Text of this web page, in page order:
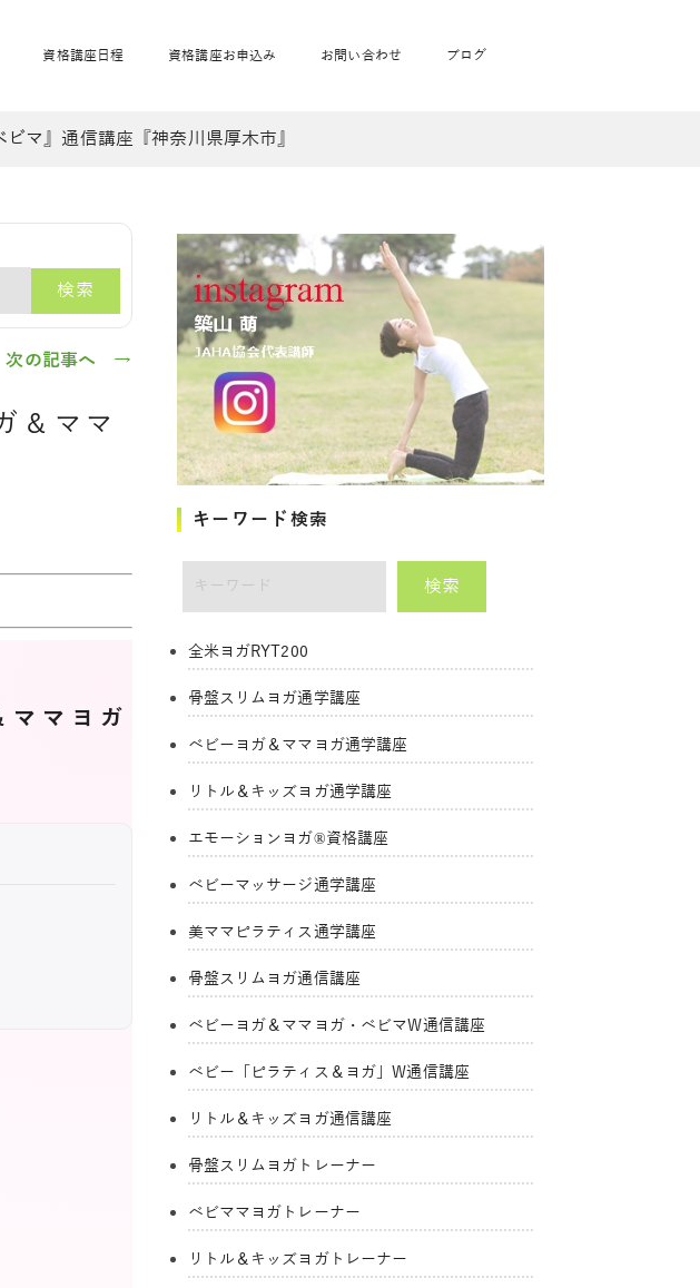
リトル＆キッズヨガ通学
エモーションヨガ®通学
ベビーマッサージ通学
美ママピラティス通学
」W通信 リトル＆キッズヨガ通信
ベビママヨガ
ベビーチャクラマッサージ
JAHAnavi Lesson
資格講座日程
オンライン講座
資格講座お申込み お問い合わせ ブログ
マ』通信講座『神奈川県厚木市』
検索
次の記事へ →
＆ママ
ママヨガ
キーワード検索
検索
全米ヨガRYT200
骨盤スリムヨガ通学講座
ベビーヨガ＆ママヨガ通学講座
リトル＆キッズヨガ通学講座
エモーションヨガ®資格講座
ベビーマッサージ通学講座
美ママピラティス通学講座
骨盤スリムヨガ通信講座
ベビーヨガ＆ママヨガ・ベビマW通信講座
ベビー「ピラティス＆ヨガ」W通信講座
リトル＆キッズヨガ通信講座
骨盤スリムヨガトレーナー
ベビママヨガトレーナー
リトル＆キッズヨガトレーナー